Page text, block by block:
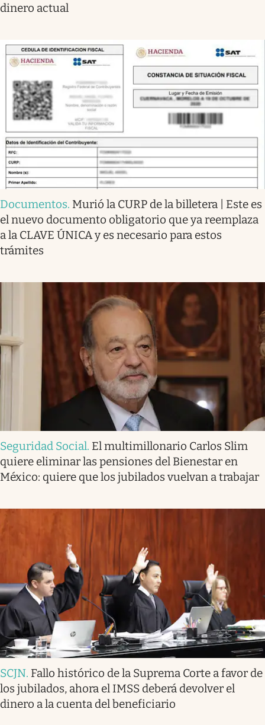
dinero actual
Documentos. Murió la CURP de la billetera | Este es
el nuevo documento obligatorio que ya reemplaza
a la CLAVE ÚNICA y es necesario para estos
trámites
Seguridad Social. El multimillonario Carlos Slim
quiere eliminar las pensiones del Bienestar en
México: quiere que los jubilados vuelvan a trabajar
SCJN. Fallo histórico de la Suprema Corte a favor de
los jubilados, ahora el IMSS deberá devolver el
dinero a la cuenta del beneficiario